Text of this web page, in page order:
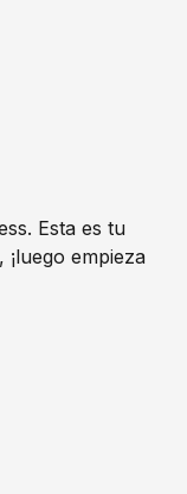
Esta es tu
empieza